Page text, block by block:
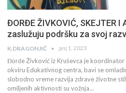
ĐORĐE ŽIVKOVIĆ, SKEJTER I
zaslužuju podršku za svoj
K.DRAGONJIĆ дец 1, 2023
Đorđe Živković iz Kruševca je koordinator
okviru Edukativnog centra, bavi se
slobodno vreme razvija zdrave životne
omiljenih aktivnosti su vožnja…